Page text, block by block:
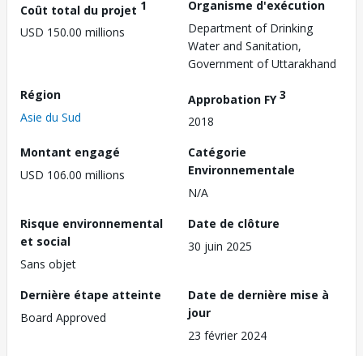
Coût total du projet 1
USD 150.00 millions
Organisme d'exécution
Department of Drinking
Water and Sanitation,
Government of Uttarakhand
Région
Asie du Sud
Approbation FY3
2018
Montant engagé
USD 106.00 millions
Catégorie
Environnementale
N/A
Risque environnemental
et social
Sans objet
Date de clôture
30 juin 2025
Dernière étape atteinte
Board Approved
Date de dernière mise à
jour
23 février 2024